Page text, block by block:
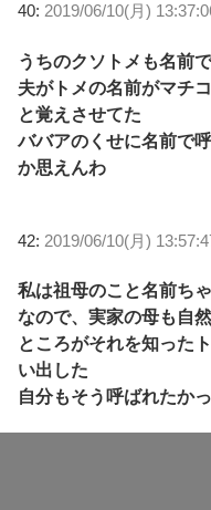
40: 2019/06/10(月)
うちのクソトメも名前
夫がトメの名前がマチ
と覚えさせてた
ババアのくせに名前で
か思えんわ
42: 2019/06/10(月)
私は祖母のこと名前ち
なので、実家の母も自
ところがそれを知った
い出した
自分もそう呼ばれたか